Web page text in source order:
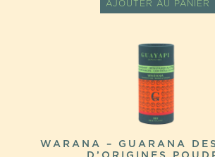
AJOUTER AU PANIER
WARANA – GUARANA